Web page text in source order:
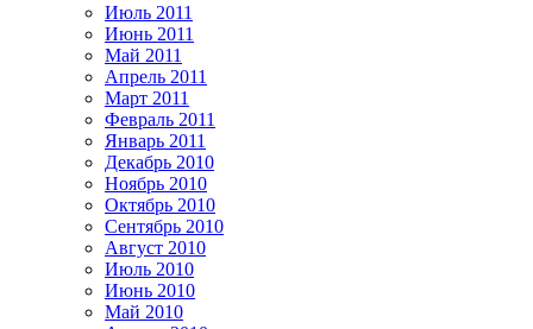
Июль 2011
Июнь 2011
Май 2011
Апрель 2011
Март 2011
Февраль 2011
Январь 2011
Декабрь 2010
Ноябрь 2010
Октябрь 2010
Сентябрь 2010
Август 2010
Июль 2010
Июнь 2010
Май 2010